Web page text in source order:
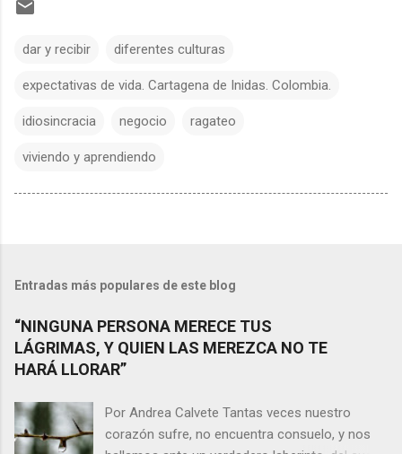
dar y recibir diferentes culturas
expectativas de vida. Cartagena de Inidas. Colombia.
idiosincracia negocio ragateo
viviendo y aprendiendo
Entradas más populares de este blog
“NINGUNA PERSONA MERECE TUS
LÁGRIMAS, Y QUIEN LAS MEREZCA NO TE
HARÁ LLORAR”
Por Andrea Calvete Tantas veces nuestro
corazón sufre, no encuentra consuelo, y nos